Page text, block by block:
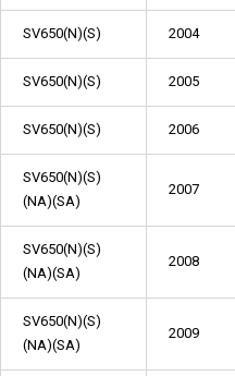
SV650(N)(S) 2004
SV650(N)(S) 2005
SV650(N)(S) 2006
SV650(N)(S)
(NA)(SA)
2007
SV650(N)(S)
(NA)(SA)
2008
SV650(N)(S)
(NA)(SA)
2009